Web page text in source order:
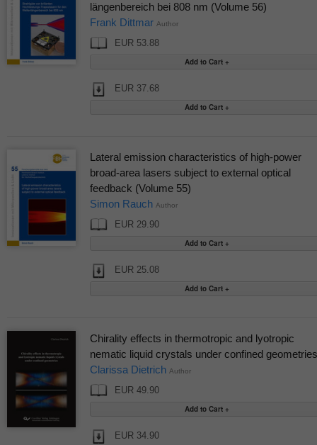
längenbereich bei 808 nm (Volume 56)
Frank Dittmar Author
EUR 53.88
EUR 37.68
Lateral emission characteristics of high-power
broad-area lasers subject to external optical
feedback (Volume 55)
Simon Rauch Author
EUR 29.90
EUR 25.08
Chirality effects in thermotropic and lyotropic
nematic liquid crystals under confined geometries
Clarissa Dietrich Author
EUR 49.90
EUR 34.90